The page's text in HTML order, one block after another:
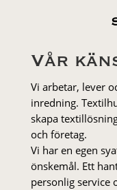
Vår
Vi arbetar, lever
inredning.
skapa
och företag.
Vi har en egen
önskemål. Ett
personlig service